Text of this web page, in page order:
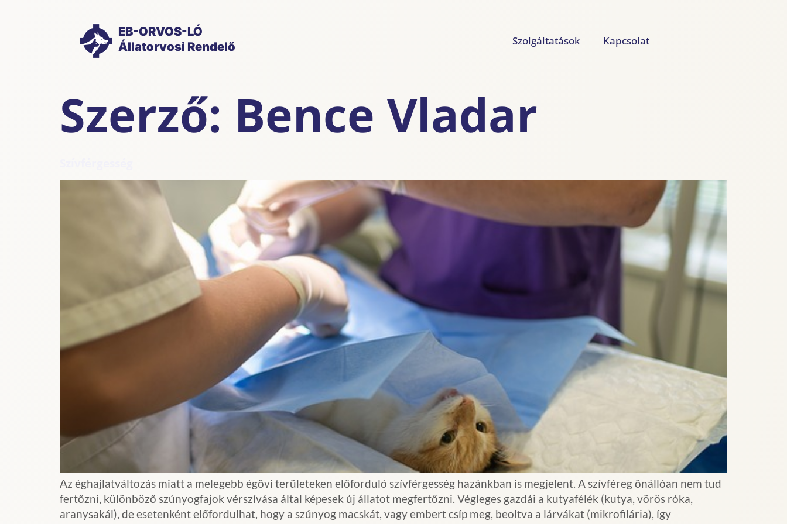
EB-ORVOS-LÓ
Állatorvosi Rendelő
Szolgáltatások Kapcsolat
Szerző: Bence Vladar
Az éghajlatváltozás miatt a melegebb égövi területeken előforduló szívférgesség hazánkban is megjelent. A szívféreg önállóan nem tud
fertőzni, különböző szúnyogfajok vérszívása által képesek új állatot megfertőzni. Végleges gazdái a kutyafélék (kutya, vörös róka,
aranysakál), de esetenként előfordulhat, hogy a szúnyog macskát, vagy embert csíp meg, beoltva a lárvákat (mikrofilária), így